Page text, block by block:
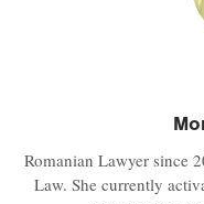
Romanian Lawyer since
Law. She currently